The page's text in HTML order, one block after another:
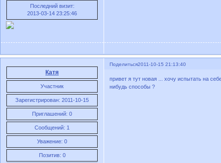
Последний визит:
2013-03-14 23:25:46
Поделиться2011-10-15 21:13:40
Катя
Участник
Зарегистрирован: 2011-10-15
Приглашений: 0
Сообщений: 1
Уважение: 0
Позитив: 0
привет я тут новая ... хочу испытать на
нибудь способы ?